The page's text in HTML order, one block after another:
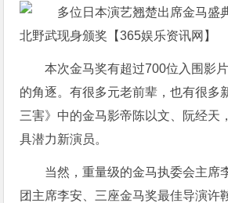
本次金马奖有超过700位入围影
的角逐。有很多元老前辈，也有很多
三害》中的金马影帝陈以文、阮经天
具潜力新演员。
当然，重量级的金马执委会主席
团主席李安、三座金马奖最佳导演许